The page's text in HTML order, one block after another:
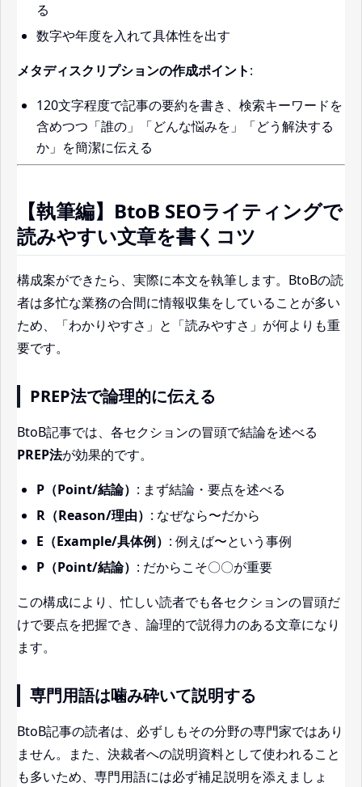
る
数字や年度を入れて具体性を出す
メタディスクリプションの作成ポイント:
120文字程度で記事の要約を書き、検索キーワードを
含めつつ「誰の」「どんな悩みを」「どう解決する
か」を簡潔に伝える
【執筆編】BtoB SEOライティングで
読みやすい文章を書くコツ
構成案ができたら、実際に本文を執筆します。BtoBの読
者は多忙な業務の合間に情報収集をしていることが多い
ため、「わかりやすさ」と「読みやすさ」が何よりも重
要です。
PREP法で論理的に伝える
BtoB記事では、各セクションの冒頭で結論を述べる
PREP法が効果的です。
P（Point/結論） : まず結論・要点を述べる
R（Reason/理由） : なぜなら〜だから
E（Example/具体例） : 例えば〜という事例
P（Point/結論） : だからこそ〇〇が重要
この構成により、忙しい読者でも各セクションの冒頭だ
けで要点を把握でき、論理的で説得力のある文章になり
ます。
専門用語は噛み砕いて説明する
BtoB記事の読者は、必ずしもその分野の専門家ではあり
ません。また、決裁者への説明資料として使われること
も多いため、専門用語には必ず補足説明を添えましょ